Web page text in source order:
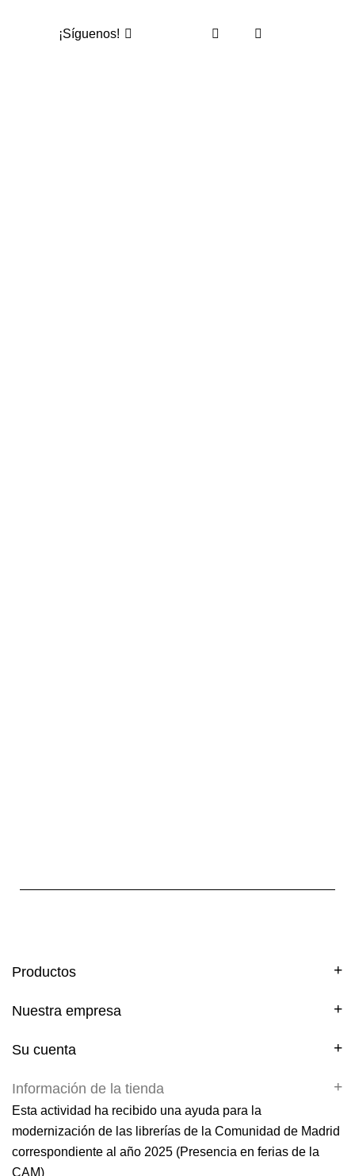
¡Síguenos!
Productos
Nuestra empresa
Su cuenta
Información de la tienda
Esta actividad ha recibido una ayuda para la
modernización de las librerías de la Comunidad de Madrid
correspondiente al año 2025 (Presencia en ferias de la
CAM)